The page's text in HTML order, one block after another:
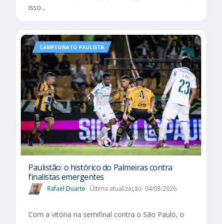
isso...
CAMPEONATO PAULISTA
Paulistão: o histórico do Palmeiras contra
finalistas emergentes
Rafael Duarte Última atualização: 04/03/2026
Com a vitória na semifinal contra o São Paulo, o